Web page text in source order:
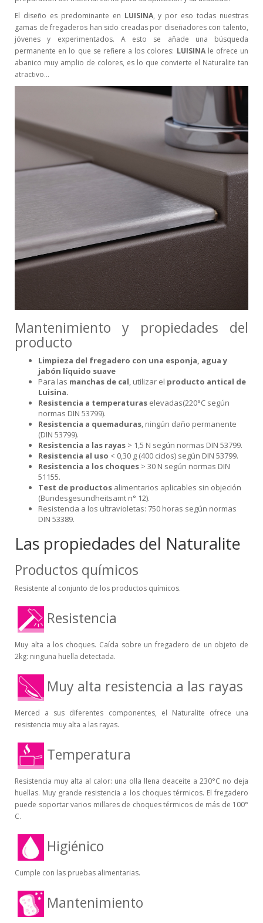
El diseño es predominante en LUISINA, y por eso todas nuestras
gamas de fregaderos han sido creadas por diseñadores con talento,
jóvenes y experimentados. A esto se añade una búsqueda
permanente en lo que se refiere a los colores: LUISINAle ofrece un
abanico muy amplio de colores, es lo que convierte el Naturalite tan
atractivo…
Mantenimiento y propiedades del
producto
Limpieza del fregadero con una esponja, agua y
jabón líquido suave
Para las manchas de cal, utilizar el producto antical de
Luisina.
Resistencia a temperaturas elevadas(220°C según
normas DIN 53799).
Resistencia a quemaduras, ningún daño permanente
(DIN 53799).
Resistencia a las rayas > 1,5 N según normas DIN 53799.
Resistencia al uso < 0,30 g (400 ciclos) según DIN 53799.
Resistencia a los choques > 30 N según normas DIN
51155.
Test de productos alimentarios aplicables sin objeción
(Bundesgesundheitsamt n° 12).
Resistencia a los ultravioletas: 750 horas según normas
DIN 53389.
Las propiedades del Naturalite
Productos químicos
Resistente al conjunto de los productos químicos.
Resistencia
Muy alta a los choques. Caída sobre un fregadero de un objeto de
2kg: ninguna huella detectada.
Muy alta resistencia a las rayas
Merced a sus diferentes componentes, el Naturalite ofrece una
resistencia muy alta a las rayas.
Temperatura
Resistencia muy alta al calor: una olla llena deaceite a 230°C no deja
huellas. Muy grande resistencia a los choques térmicos. El fregadero
puede soportar varios millares de choques térmicos de más de 100°
C.
Higiénico
Cumple con las pruebas alimentarias.
Mantenimiento